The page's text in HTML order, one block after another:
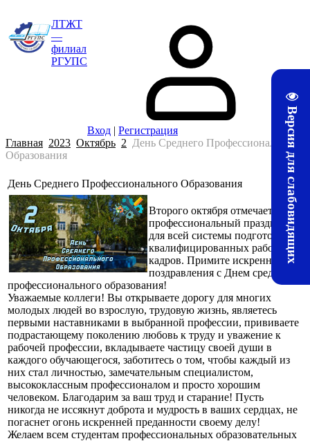
Версия для слабовидящих
ЛТЖТ
—
филиал
РГУПС
Вход | Регистрация
Главная 2023 Октябрь 2
День Среднего Профессионального
Образования
08:30
День Среднего Профессионального Образования
Второго октября отмечается
профессиональный праздник
для всей системы подготовки
квалифицированных рабочих
кадров. Примите искренние
поздравления с Днем среднего
профессионального образования!
Уважаемые коллеги! Вы открываете дорогу для многих
молодых людей во взрослую, трудовую жизнь, являетесь
первыми наставниками в выбранной профессии, прививаете
подрастающему поколению любовь к труду и уважение к
рабочей профессии, вкладываете частицу своей души в
каждого обучающегося, заботитесь о том, чтобы каждый из
них стал личностью, замечательным специалистом,
высококлассным профессионалом и просто хорошим
человеком. Благодарим за ваш труд и старание! Пусть
никогда не иссякнут доброта и мудрость в ваших сердцах, не
погаснет огонь искренней преданности своему делу!
Желаем всем студентам профессиональных образовательных